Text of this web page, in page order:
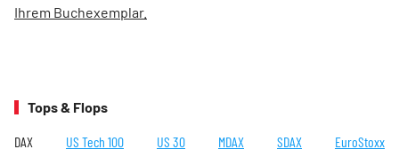
Ihrem Buchexemplar.
Tops & Flops
DAX US Tech 100 US 30 MDAX SDAX EuroStoxx